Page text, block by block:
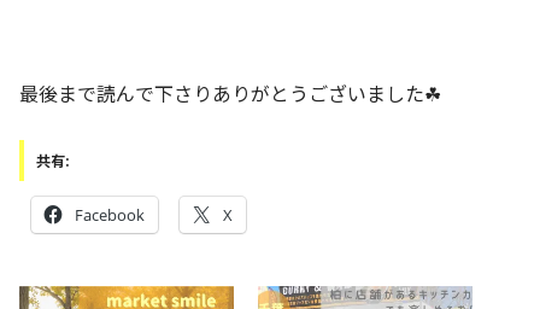
最後まで読んで下さりありがとうございました☘
共有:
Facebook X